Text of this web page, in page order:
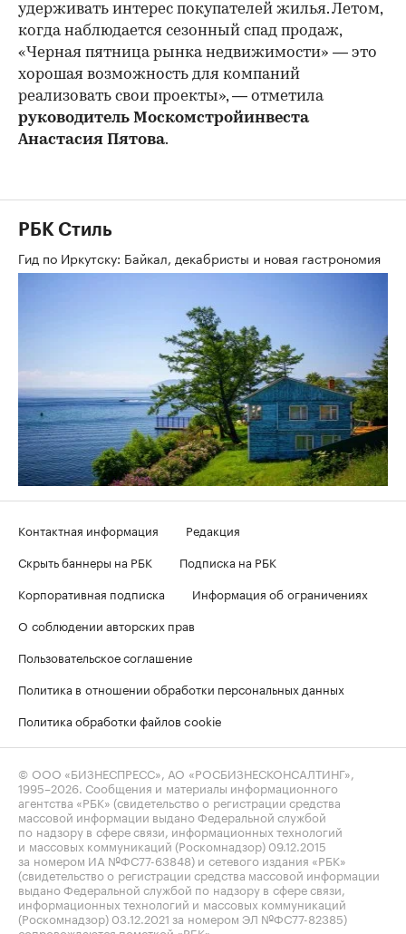
удерживать интерес покупателей жилья. Летом,
когда наблюдается сезонный спад продаж,
«Черная пятница рынка недвижимости» — это
хорошая возможность для компаний
реализовать свои проекты», — отметила
руководитель Москомстройинвеста
Анастасия Пятова.
РБК Стиль
Гид по Иркутску: Байкал, декабристы и новая гастрономия
Контактная информация
Редакция
Скрыть баннеры на РБК
Подписка на РБК
Корпоративная подписка
Информация об ограничениях
О соблюдении авторских прав
Пользовательское соглашение
Политика в отношении обработки персональных данных
Политика обработки файлов cookie
© ООО «БИЗНЕСПРЕСС», АО «РОСБИЗНЕСКОНСАЛТИНГ»,
1995–2026 . Сообщения и материалы информационного
агентства «РБК» (свидетельство о регистрации средства
массовой информации выдано Федеральной службой
по надзору в сфере связи, информационных технологий
и массовых коммуникаций (Роскомнадзор) 09.12.2015
за номером ИА №ФС77-63848) и сетевого издания «РБК»
(свидетельство о регистрации средства массовой информации
выдано Федеральной службой по надзору в сфере связи,
информационных технологий и массовых коммуникаций
(Роскомнадзор) 03.12.2021 за номером ЭЛ №ФС77-82385)